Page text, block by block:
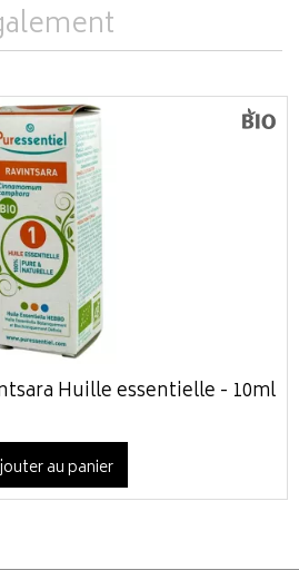
Huille essentielle - 10ml
au panier